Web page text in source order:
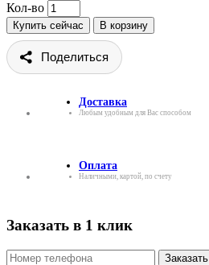
Кол-во
Купить сейчас В корзину
Поделиться
Доставка
Любым удобным для Вас способом
Оплата
Наличными, картой, по счету
Заказать в 1 клик
Заказать